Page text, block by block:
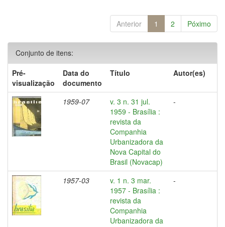
Anterior 1 2 Póximo
Conjunto de itens:
Pré-
visualização
Data do
documento
Título Autor(es)
1959-07
v. 3 n. 31 jul.
1959 - Brasília :
revista da
Companhia
Urbanizadora da
Nova Capital do
Brasil (Novacap)
-
1957-03
v. 1 n. 3 mar.
1957 - Brasília :
revista da
Companhia
Urbanizadora da
-